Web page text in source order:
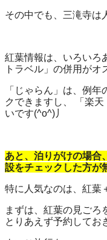
その中でも、三滝寺は
紅葉情報は、いろいろ
トラベル」の併用がオ
「じゃらん」は、例
クできますし、 「楽
いです(^o^)丿
あと、泊りがけの場合
設をチェックした方が
特に人気なのは、紅葉
まずは、紅葉の見ごろ
とりあえず予約してお